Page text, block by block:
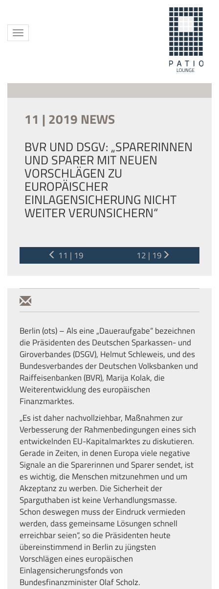
Toggle
navigation
11 | 2019 NEWS
BVR UND DSGV: „SPARERINNEN
UND SPARER MIT NEUEN
VORSCHLÄGEN ZU
EUROPÄISCHER
EINLAGENSICHERUNG NICHT
WEITER VERUNSICHERN“
11 | 19 12 | 19
Berlin (ots) – Als eine „Daueraufgabe“ bezeichnen
die Präsidenten des Deutschen Sparkassen- und
Giroverbandes (DSGV), Helmut Schleweis, und des
Bundesverbandes der Deutschen Volksbanken und
Raiffeisenbanken (BVR), Marija Kolak, die
Weiterentwicklung des europäischen
Finanzmarktes.
„Es ist daher nachvollziehbar, Maßnahmen zur
Verbesserung der Rahmenbedingungen eines sich
entwickelnden EU-Kapitalmarktes zu diskutieren.
Gerade in Zeiten, in denen Europa viele negative
Signale an die Sparerinnen und Sparer sendet, ist
es wichtig, die Menschen mitzunehmen und um
Akzeptanz zu werben. Die Sicherheit der
Sparguthaben ist keine Verhandlungsmasse.
Schon deswegen muss der Eindruck vermieden
werden, dass gemeinsame Lösungen schnell
erreichbar seien“, so die Präsidenten heute
übereinstimmend in Berlin zu jüngsten
Vorschlägen eines europäischen
Einlagensicherungsfonds von
Bundesfinanzminister Olaf Scholz.